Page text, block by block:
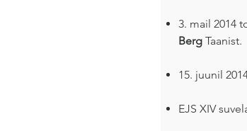
3. mail 2014
Berg Taanist.
15. juunil
EJS XIV